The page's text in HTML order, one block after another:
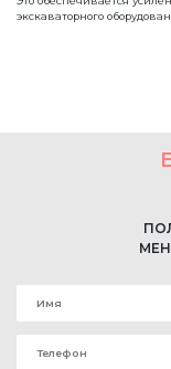
экскаваторного